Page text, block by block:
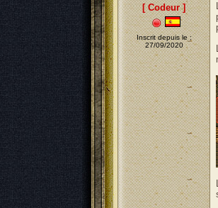
[ Codeur ]
Inscrit depuis le :
27/09/2020